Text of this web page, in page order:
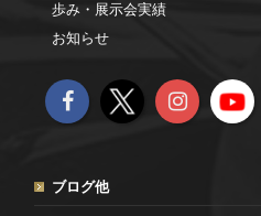
歩み・展示会実績
お知らせ
ブログ他